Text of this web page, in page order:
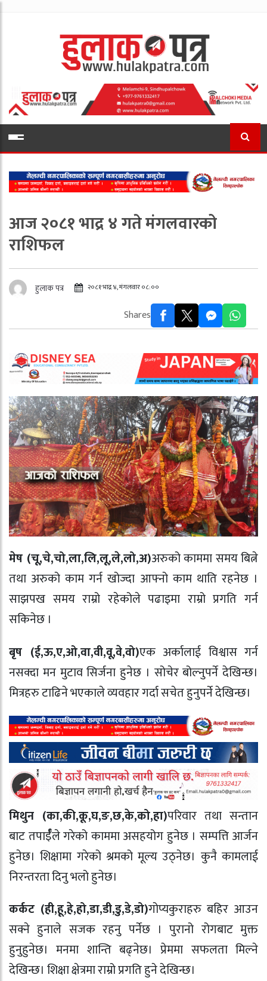
आज २०८१ भाद्र ४ गते मंगलवारको
राशिफल
हुलाक पत्र २०८१ भाद्र ४, मंगलवार ०८:००
Shares
मेष (चू,चे,चो,ला,लि,लू,ले,लो,अ)अरुको काममा समय बित्ने
तथा अरुको काम गर्न खोज्दा आफ्नो काम थाति रहनेछ ।
साझपख समय राम्रो रहेकोले पढाइमा राम्रो प्रगति गर्न
सकिनेछ ।
बृष (ई,ऊ,ए,ओ,वा,वी,वू,वे,वो)एक अर्कालाई विश्वास गर्न
नसक्दा मन मुटाव सिर्जना हुनेछ । सोचेर बोल्नुपर्ने देखिन्छ।
मित्रहरु टाढिने भएकाले व्यवहार गर्दा सचेत हुनुपर्ने देखिन्छ।
मिथुन (का,की,कू,घ,ङ,छ,के,को,हा)परिवार तथा सन्तान
बाट तपार्ईँले गरेको काममा असहयोग हुनेछ । सम्पत्ति आर्जन
हुनेछ। शिक्षामा गरेको श्रमको मूल्य उठ्नेछ। कुनै कामलाई
निरन्तरता दिनु भलो हुनेछ।
कर्कट (ही,हू,हे,हो,डा,डी,डु,डे,डो)गोप्यकुराहरु बहिर आउन
सक्ने हुनाले सजक रहनु पर्नेछ । पुरानो रोगबाट मुक्त
हुनुहुनेछ। मनमा शान्ति बढ्नेछ। प्रेममा सफलता मिल्ने
देखिन्छ। शिक्षा क्षेत्रमा राम्रो प्रगति हुने देखिन्छ।